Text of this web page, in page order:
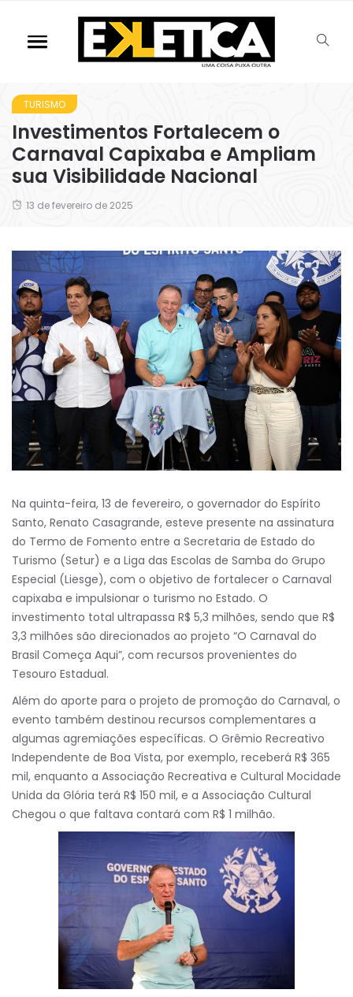
TURISMO
Investimentos Fortalecem o
Carnaval Capixaba e Ampliam
sua Visibilidade Nacional
13 de fevereiro de 2025
Na quinta-feira, 13 de fevereiro, o governador do Espírito
Santo, Renato Casagrande, esteve presente na assinatura
do Termo de Fomento entre a Secretaria de Estado do
Turismo (Setur) e a Liga das Escolas de Samba do Grupo
Especial (Liesge), com o objetivo de fortalecer o Carnaval
capixaba e impulsionar o turismo no Estado. O
investimento total ultrapassa R$ 5,3 milhões, sendo que R$
3,3 milhões são direcionados ao projeto “O Carnaval do
Brasil Começa Aqui”, com recursos provenientes do
Tesouro Estadual.
Além do aporte para o projeto de promoção do Carnaval, o
evento também destinou recursos complementares a
algumas agremiações específicas. O Grêmio Recreativo
Independente de Boa Vista, por exemplo, receberá R$ 365
mil, enquanto a Associação Recreativa e Cultural Mocidade
Unida da Glória terá R$ 150 mil, e a Associação Cultural
Chegou o que faltava contará com R$ 1 milhão.